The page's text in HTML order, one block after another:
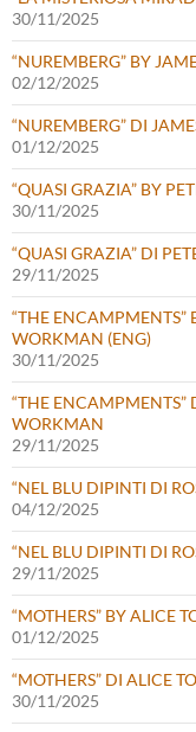
30/11/2025
“NUREMBERG” BY
02/12/2025
“NUREMBERG” DI
01/12/2025
“QUASI GRAZIA” BY
30/11/2025
“QUASI GRAZIA” DI
29/11/2025
“THE ENCAMPMENTS”
WORKMAN (ENG)
30/11/2025
“THE ENCAMPMENTS”
WORKMAN
29/11/2025
“NEL BLU DIPINTI DI
04/12/2025
“NEL BLU DIPINTI DI
29/11/2025
“MOTHERS” BY ALICE
01/12/2025
“MOTHERS” DI ALICE
30/11/2025